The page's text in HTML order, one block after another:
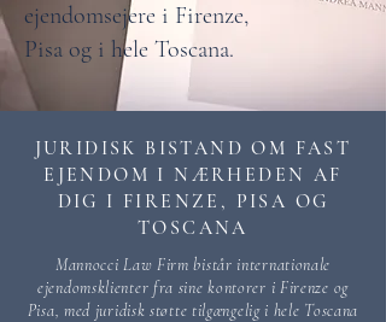
ejendomsejere i Firenze,
Pisa og i hele Toscana.
JURIDISK BISTAND OM FAST
EJENDOM I NÆRHEDEN AF
DIG I FIRENZE, PISA OG
TOSCANA
Mannocci Law Firm bistår internationale
ejendomsklienter fra sine kontorer i Firenze og
Pisa, med juridisk støtte tilgængelig i hele Toscana